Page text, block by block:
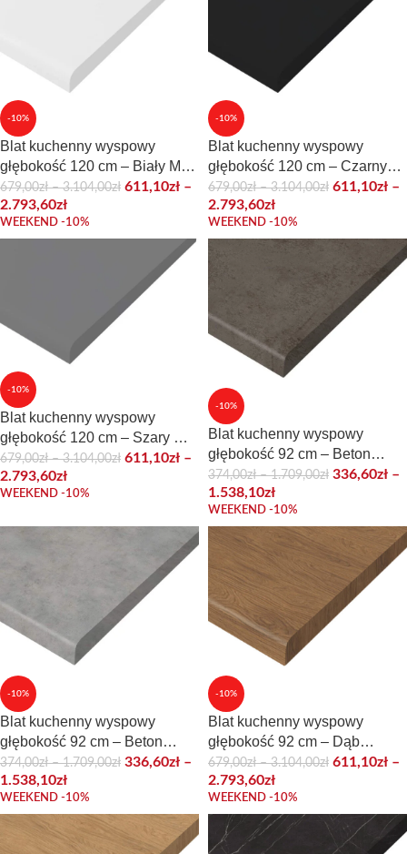
-10%
Blat kuchenny wyspowy
głębokość 120 cm – Biały Mat
(anti-finger)
679,00zł – 3.104,00zł 611,10zł –
2.793,60zł
WEEKEND -10%
-10%
Blat kuchenny wyspowy
głębokość 120 cm – Czarny
Mat (anti-finger)
679,00zł – 3.104,00zł 611,10zł –
2.793,60zł
WEEKEND -10%
-10%
Blat kuchenny wyspowy
głębokość 120 cm – Szary Mat
(anti-finger)
679,00zł – 3.104,00zł 611,10zł –
2.793,60zł
WEEKEND -10%
-10%
Blat kuchenny wyspowy
głębokość 92 cm – Beton
Chicago Ciemnoszary
374,00zł – 1.709,00zł 336,60zł –
1.538,10zł
WEEKEND -10%
-10%
Blat kuchenny wyspowy
głębokość 92 cm – Beton
Chicago Jasnoszary
374,00zł – 1.709,00zł 336,60zł –
1.538,10zł
WEEKEND -10%
-10%
Blat kuchenny wyspowy
głębokość 92 cm – Dąb
Ciemny
679,00zł – 3.104,00zł 611,10zł –
2.793,60zł
WEEKEND -10%